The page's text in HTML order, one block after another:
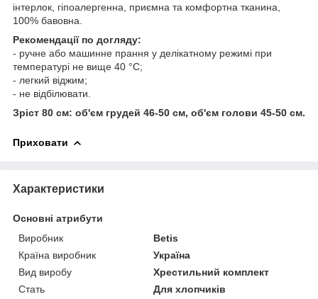
інтерлок, гіпоалергенна, приємна та комфортна тканина,
100% бавовна.
Рекомендації по догляду:
- ручне або машинне прання у делікатному режимі при
температурі не вище 40 °С;
- легкий віджим;
- не відбілювати.
Зріст 80 см: об'єм грудей 46-50 см, об'єм голови 45-50 см.
Приховати
Характеристики
Основні атрибути
Виробник
Betis
Країна виробник
Україна
Вид виробу
Хрестильний комплект
Стать
Для хлопчиків